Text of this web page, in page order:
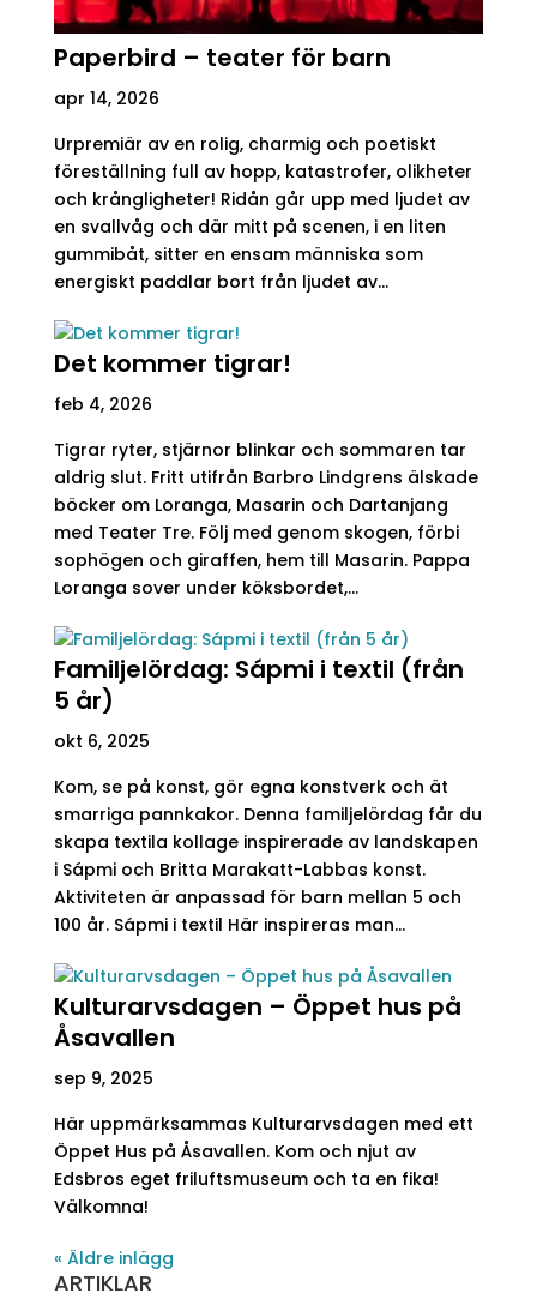
Paperbird – teater för barn
apr 14, 2026
Urpremiär av en rolig, charmig och poetiskt
föreställning full av hopp, katastrofer, olikheter
och krångligheter! Ridån går upp med ljudet av
en svallvåg och där mitt på scenen, i en liten
gummibåt, sitter en ensam människa som
energiskt paddlar bort från ljudet av...
Det kommer tigrar!
feb 4, 2026
Tigrar ryter, stjärnor blinkar och sommaren tar
aldrig slut. Fritt utifrån Barbro Lindgrens älskade
böcker om Loranga, Masarin och Dartanjang
med Teater Tre. Följ med genom skogen, förbi
sophögen och giraffen, hem till Masarin. Pappa
Loranga sover under köksbordet,...
Familjelördag: Sápmi i textil (från
5 år)
okt 6, 2025
Kom, se på konst, gör egna konstverk och ät
smarriga pannkakor. Denna familjelördag får du
skapa textila kollage inspirerade av landskapen
i Sápmi och Britta Marakatt-Labbas konst.
Aktiviteten är anpassad för barn mellan 5 och
100 år. Sápmi i textil Här inspireras man...
Kulturarvsdagen – Öppet hus på
Åsavallen
sep 9, 2025
Här uppmärksammas Kulturarvsdagen med ett
Öppet Hus på Åsavallen. Kom och njut av
Edsbros eget friluftsmuseum och ta en fika!
Välkomna!
« Äldre inlägg
ARTIKLAR